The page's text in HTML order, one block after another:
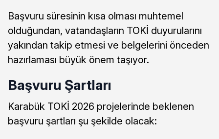
Başvuru süresinin kısa olması muhtemel
olduğundan, vatandaşların TOKİ duyurularını
yakından takip etmesi ve belgelerini önceden
hazırlaması büyük önem taşıyor.
Başvuru Şartları
Karabük TOKİ 2026 projelerinde beklenen
başvuru şartları şu şekilde olacak: